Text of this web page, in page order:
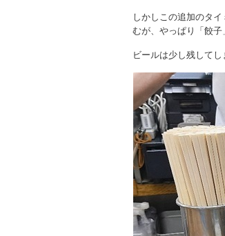
しかしこの追加のタ
むが、やっぱり「餃子
ビールは少し残してし